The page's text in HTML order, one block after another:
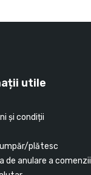
utile
și condiții
plătesc
de anulare a comenzii